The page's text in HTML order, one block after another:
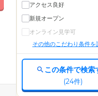
アクセス良好
新規オープン
オンライン見学可
その他のこだわり条件を
この条件で検索
(24件)